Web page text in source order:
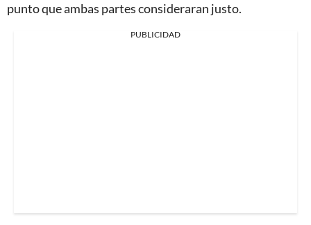
punto que ambas partes consideraran justo.
PUBLICIDAD